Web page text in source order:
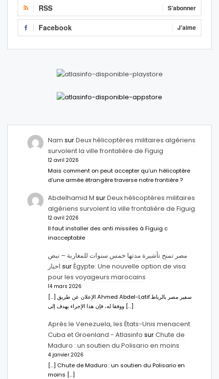
RSS S'abonner
Facebook J'aime
Nam surDeux hélicoptères militaires algériens
survolent la ville frontalière de Figuig
12 avril 2026
Mais comment on peut accepter qu’un hélicoptère
d’une armée étrangère traverse notre frontière ?
Abdelhamid M surDeux hélicoptères militaires
algériens survolent la ville frontalière de Figuig
12 avril 2026
Il faut installer des anti missiles à Figuig c
inacceptable
مصر تمنح تأشيرة مدتها خمس سنوات للمغاربة – نبض
اخبار surÉgypte: Une nouvelle option de visa
pour les voyageurs marocains
14 mars 2026
[…] الإعلان عن طريق Ahmed Abdel-Latifسفير مصر بالرباط.
ووفقا له، فإن هذا الإجراء يهدف إلى […]
Après le Venezuela, les États-Unis menacent
Cuba et Groenland - Atlasinfo surChute de
Maduro : un soutien du Polisario en moins
4 janvier 2026
[…] Chute de Maduro : un soutien du Polisario en
moins […]